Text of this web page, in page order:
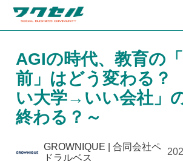
AGIの時代、教育の
前」はどう変わる
い大学→いい会社」
終わる？～
GROWNIQUE | 合同会社ペ
ドラルベス